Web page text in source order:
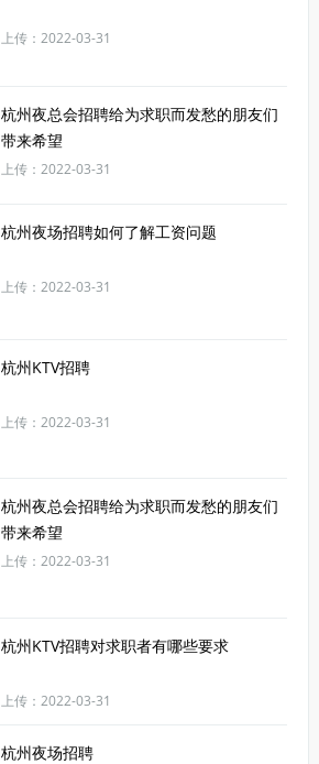
上传：2022-03-31
杭州夜总会招聘给为求职而发愁的朋友们
带来希望
上传：2022-03-31
杭州夜场招聘如何了解工资问题
上传：2022-03-31
杭州KTV招聘
上传：2022-03-31
杭州夜总会招聘给为求职而发愁的朋友们
带来希望
上传：2022-03-31
杭州KTV招聘对求职者有哪些要求
上传：2022-03-31
杭州夜场招聘